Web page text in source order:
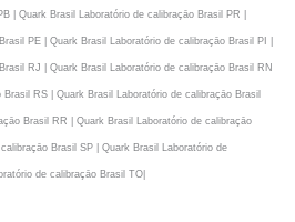
| Quark Brasil Laboratório de calibraçāo Brasil PR |
PE | Quark Brasil Laboratório de calibraçāo Brasil PI |
RJ | Quark Brasil Laboratório de calibraçāo Brasil RN
Brasil RS | Quark Brasil Laboratório de calibraçāo Brasil
Brasil RR | Quark Brasil Laboratório de calibraçāo
Brasil SP | Quark Brasil Laboratório de
de calibraçāo Brasil TO|